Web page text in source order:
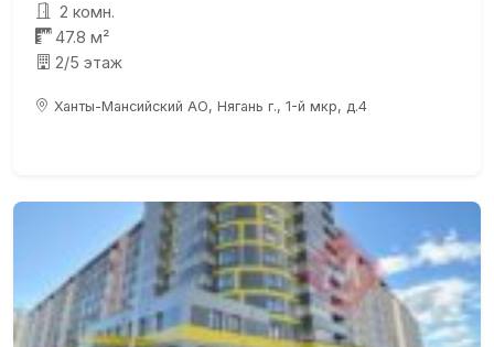
2 комн.
47.8 м²
2/5 этаж
Ханты-Мансийский АО, Нягань г., 1-й мкр, д.4